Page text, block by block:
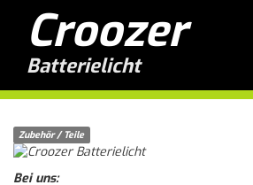
Croozer
Batterielicht
Zubehör / Teile
Bei uns: